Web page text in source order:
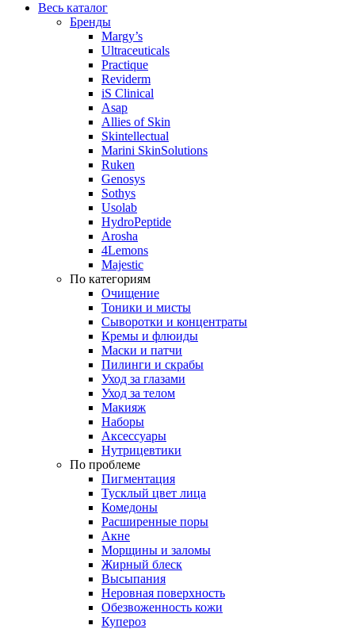
Весь каталог
Бренды
Margy’s
Ultraceuticals
Practique
Reviderm
iS Clinical
Asap
Allies of Skin
Skintellectual
Marini SkinSolutions
Ruken
Genosys
Sothys
Usolab
HydroPeptide
Arosha
4Lemons
Majestic
По категориям
Очищение
Тоники и мисты
Сыворотки и концентраты
Кремы и флюиды
Маски и патчи
Пилинги и скрабы
Уход за глазами
Уход за телом
Макияж
Наборы
Аксессуары
Нутрицевтики
По проблеме
Пигментация
Тусклый цвет лица
Комедоны
Расширенные поры
Акне
Морщины и заломы
Жирный блеск
Высыпания
Неровная поверхность
Обезвоженность кожи
Купероз